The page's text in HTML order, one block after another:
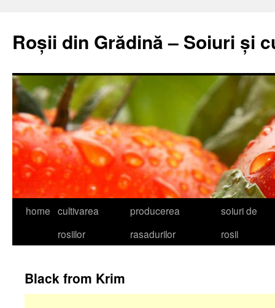
content
Roșii din Grădină – Soiuri și
home cultivarea
rosiilor
producerea
rasadurilor
soiuri de
rosii
Black from Krim